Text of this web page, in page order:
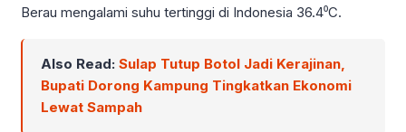
Berau mengalami suhu tertinggi di Indonesia 36.4⁰C.
Also Read: Sulap Tutup Botol Jadi Kerajinan,
Bupati Dorong Kampung Tingkatkan Ekonomi
Lewat Sampah